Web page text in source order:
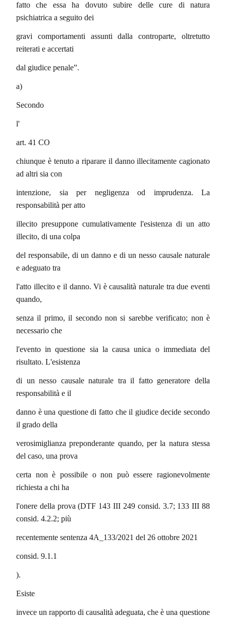
fatto che essa ha dovuto subire delle cure di natura
psichiatrica a seguito dei
gravi comportamenti assunti dalla controparte, oltretutto
reiterati e accertati
dal giudice penale”.
a)
Secondo
l'
art. 41 CO
chiunque è tenuto a riparare il danno illecitamente cagionato
ad altri sia con
intenzione, sia per negligenza od imprudenza. La
responsabilità per atto
illecito presuppone cumulativamente l'esistenza di un atto
illecito, di una colpa
del responsabile, di un danno e di un nesso causale naturale
e adeguato tra
l'atto illecito e il danno. Vi è causalità naturale tra due eventi
quando,
senza il primo, il secondo non si sarebbe verificato; non è
necessario che
l'evento in questione sia la causa unica o immediata del
risultato. L'esistenza
di un nesso causale naturale tra il fatto generatore della
responsabilità e il
danno è una questione di fatto che il giudice decide secondo
il grado della
verosimiglianza preponderante quando, per la natura stessa
del caso, una prova
certa non è possibile o non può essere ragionevolmente
richiesta a chi ha
l'onere della prova (DTF 143 III 249 consid. 3.7; 133 III 88
consid. 4.2.2; più
recentemente sentenza 4A_133/2021 del 26 ottobre 2021
consid. 9.1.1
).
Esiste
invece un rapporto di causalità adeguata, che è una questione